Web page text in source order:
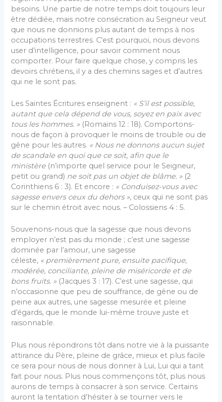
besoins. Une partie de notre temps doit toujours leur
être dédiée, mais notre consécration au Seigneur veut
que nous ne donnions plus autant de temps à nos
occupations terrestres. C’est pourquoi, nous devons
user d’intelligence, pour savoir comment nous
comporter. Pour faire quelque chose, y compris les
devoirs chrétiens, il y a des chemins sages et d’autres
qui ne le sont pas.
Les Saintes Écritures enseignent : « S’il est possible,
autant que cela dépend de vous, soyez en paix avec
tous les hommes. » (Romains 12 : 18). Comportons-
nous de façon à provoquer le moins de trouble ou de
gêne pour les autres. « Nous ne donnons aucun sujet
de scandale en quoi que ce soit, afin que le
ministère(n’importe quel service pour le Seigneur,
petit ou grand) ne soit pas un objet de blâme. » (2
Corinthiens 6 : 3). Et encore : « Conduisez-vous avec
sagesse envers ceux du dehors », ceux qui ne sont pas
sur le chemin étroit avec nous. – Colossiens 4 : 5.
Souvenons-nous que la sagesse que nous devons
employer n’est pas du monde ; c’est une sagesse
dominée par l’amour, une sagesse
céleste, « premièrement pure, ensuite pacifique,
modérée, conciliante, pleine de miséricorde et de
bons fruits. » (Jacques 3 : 17). C’est une sagesse, qui
n’occasionne que peu de souffrance, de gêne ou de
peine aux autres, une sagesse mesurée et pleine
d’égards, que le monde lui-même trouve juste et
raisonnable.
Plus nous répondrons tôt dans notre vie à la puissante
attirance du Père, pleine de grâce, mieux et plus facile
ce sera pour nous de nous donner à Lui, Lui qui a tant
fait pour nous. Plus nous commençons tôt, plus nous
aurons de temps à consacrer à son service. Certains
auront la tentation d’hésiter à se tourner vers le